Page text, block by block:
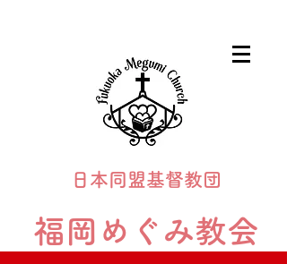
日本同盟基督教団
福岡めぐみ教会